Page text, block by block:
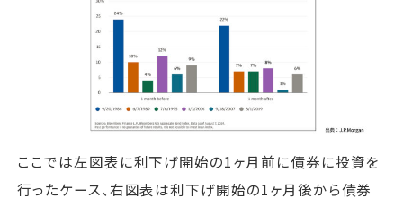
ここでは左図表に利下げ開始の1ヶ月前に債券に投資を
行ったケース、右図表は利下げ開始の1ヶ月後から債券